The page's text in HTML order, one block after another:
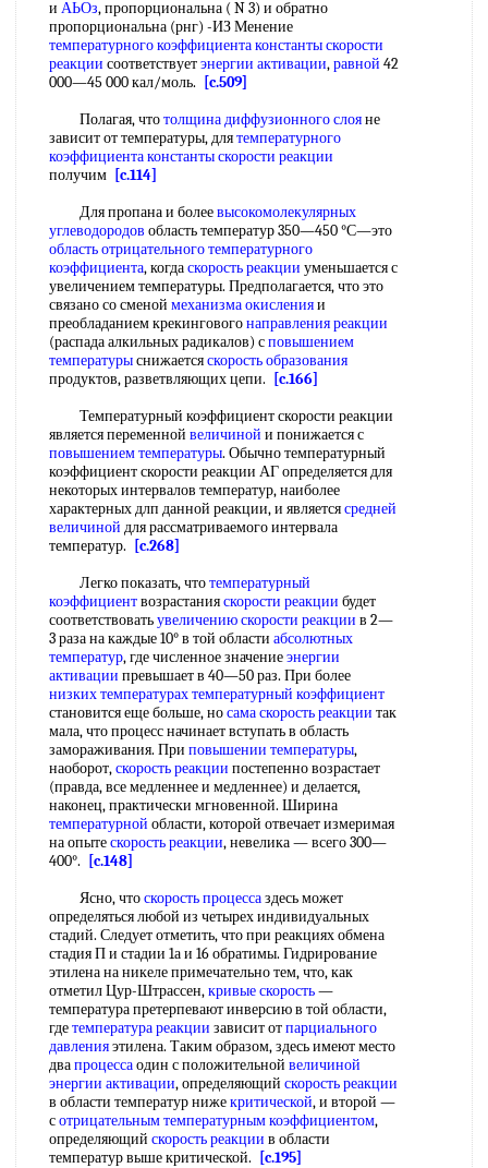
и АЬОз, пропорциональна ( N 3) и обратно
пропорциональна (рнг) -ИЗ Менение
температурного коэффициента константы скорости
реакции соответствуетэнергии активации,равной 42
000—45 000 кал/моль.
[c.509]
Полагая, чтотолщина диффузионного слояне
зависит от температуры, длятемпературного
коэффициента константы скорости реакции
получим [c.114]
Для пропана и болеевысокомолекулярных
углеводородов область температур 350—450 °С—это
область отрицательного температурного
коэффициента, когдаскорость реакции уменьшается с
увеличением температуры. Предполагается, что это
связано со сменой механизма окисленияи
преобладанием крекинговогонаправления реакции
(распада алкильных радикалов) сповышением
температурыснижаетсяскорость образования
продуктов, разветвляющих цепи.
[c.166]
Температурный коэффициент скорости реакции
является переменной величиной и понижается с
повышением температуры. Обычно температурный
коэффициент скорости реакции АГ определяется для
некоторых интервалов температур, наиболее
характерных длп данной реакции, и являетсясредней
величиной для рассматриваемого интервала
температур.
[c.268]
Легко показать, чтотемпературный
коэффициентвозрастанияскорости реакции будет
соответствоватьувеличению скорости реакции в 2—
3 раза на каждые 10° в той области абсолютных
температур, где численное значениеэнергии
активации превышает в 40—50 раз. При более
низких температурахтемпературный коэффициент
становится еще больше, носамаскорость реакции так
мала, что процесс начинает вступать в область
замораживания. При повышении температуры,
наоборот,скорость реакции постепенно возрастает
(правда, все медленнее и медленнее) и делается,
наконец, практически мгновенной. Ширина
температурной области, которой отвечает измеримая
на опытескорость реакции, невелика — всего 300—
400°.
[c.148]
Ясно, чтоскорость процессаздесь может
определяться любой из четырех индивидуальных
стадий. Следует отметить, что при реакциях обмена
стадия П и стадии 1а и 16 обратимы. Гидрирование
этилена на никеле примечательно тем, что, как
отметил Цур-Штрассен,кривые скорость—
температура претерпевают инверсию в той области,
гдетемпература реакции зависит отпарциального
давленияэтилена. Таким образом, здесь имеют место
двапроцессаодин с положительной величиной
энергии активации, определяющий скорость реакции
в области температур нижекритической, и второй —
сотрицательным температурным коэффициентом,
определяющий скорость реакции в области
температур выше критической.
[c.195]